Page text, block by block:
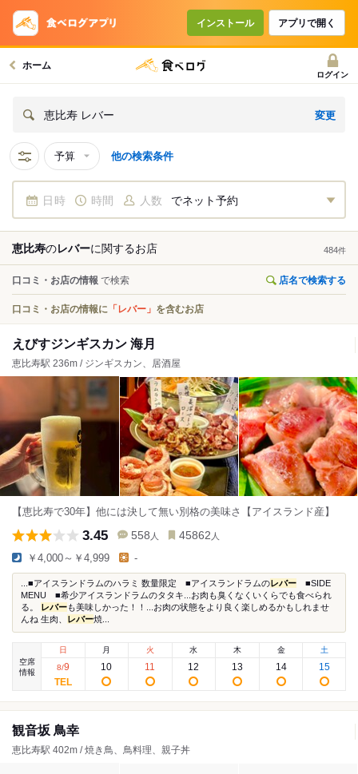
インストール アプリで開く
ホーム
ログイン
恵比寿 レバー 変更
予算 他の検索条件
日時 時間 人数 でネット予約
恵比寿のレバーに関するお店 484件
口コミ・お店の情報 で検索 店名で検索する
口コミ・お店の情報に 「レバー」 を含むお店
えびすジンギスカン 海月
恵比寿駅 236m / ジンギスカン、居酒屋
【恵比寿で30年】他には決して無い別格の美味さ【アイスランド産】
3.45 558 人 45862 人
￥4,000～￥4,999 -
...■アイスランドラムのハラミ 数量限定 ■アイスランドラムの レバー ■SIDE
MENU ■希少アイスランドラムのタタキ...お肉も臭くなくいくらでも食べられ
る。
レバーも美味しかった！！...お肉の状態をより良く楽しめるかもしれませ
んね 生肉、
レバー焼...
空席
情報
日
8/9
月
10
火
11
水
12
木
13
金
14
土
15
観音坂 鳥幸
恵比寿駅 402m / 焼き鳥、鳥料理、親子丼